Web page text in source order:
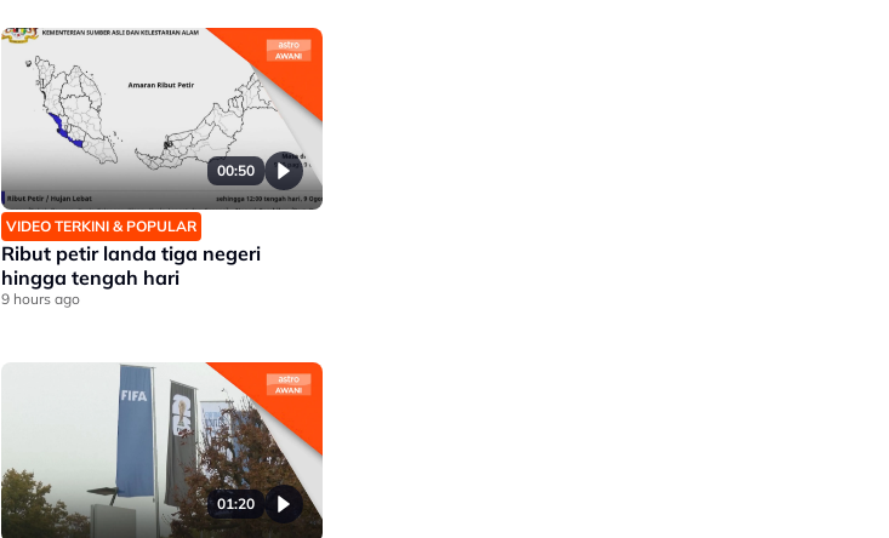
00:50
VIDEO TERKINI & POPULAR
Ribut petir landa tiga negeri
hingga tengah hari
9 hours ago
01:20